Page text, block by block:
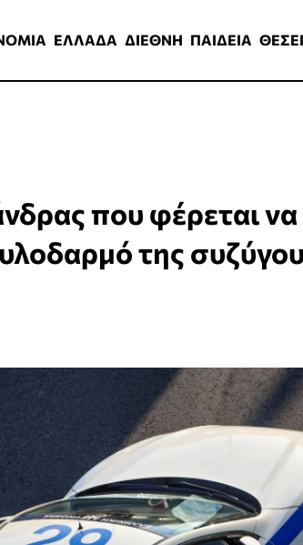
ΕΛΛΑΔΑ ΔΙΕΘΝΗ ΠΑΙΔΕΙΑ
που φέρεται
της